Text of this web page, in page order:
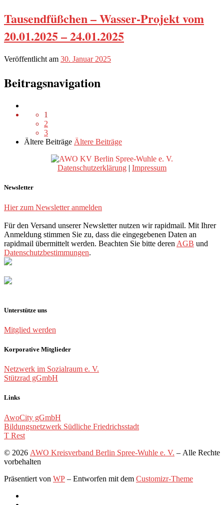
Tausendfüßchen – Wasser-Projekt vom
20.01.2025 – 24.01.2025
Veröffentlicht am 30. Januar 2025
Beitragsnavigation
1
2
3
Ältere Beiträge Ältere Beiträge
Datenschutzerklärung | Impressum
Newsletter
Hier zum Newsletter anmelden
Für den Versand unserer Newsletter nutzen wir rapidmail. Mit Ihrer
Anmeldung stimmen Sie zu, dass die eingegebenen Daten an
rapidmail übermittelt werden. Beachten Sie bitte deren AGB und
Datenschutzbestimmungen.
Unterstütze uns
Mitglied werden
Korporative Mitglieder
Netzwerk im Sozialraum e. V.
Stützrad gGmbH
Links
AwoCity gGmbH
Bildungsnetzwerk Südliche Friedrichsstadt
T Rest
© 2026 AWO Kreisverband Berlin Spree-Wuhle e. V. – Alle Rechte
vorbehalten
Präsentiert von WP – Entworfen mit dem Customizr-Theme